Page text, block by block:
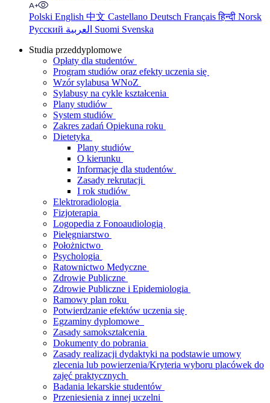
Polski English 中文 Castellano Deutsch Françaisहिन्दी Norsk
Русский
Suomi Svenska
Studia przeddyplomowe
Opłaty dla studentów
Program studiów oraz efekty uczenia się
Wzór sylabusa WNoZ
Sylabusy na cykle kształcenia
Plany studiów
System studiów
Zakres zadań Opiekuna roku
Dietetyka
Plany studiów
O kierunku
Informacje dla studentów
Zasady rekrutacji
I rok studiów
Elektroradiologia
Fizjoterapia
Logopedia z Fonoaudiologią
Pielęgniarstwo
Położnictwo
Psychologia
Ratownictwo Medyczne
Zdrowie Publiczne
Zdrowie Publiczne i Epidemiologia
Ramowy plan roku
Potwierdzanie efektów uczenia się
Egzaminy dyplomowe
Zasady samokształcenia
Dokumenty do pobrania
Zasady realizacji dydaktyki na podstawie umowy
zlecenia lub powierzenia/Kryteria wyboru placówek do
zajęć praktycznych
Badania lekarskie studentów
Przeniesienia z innej uczelni